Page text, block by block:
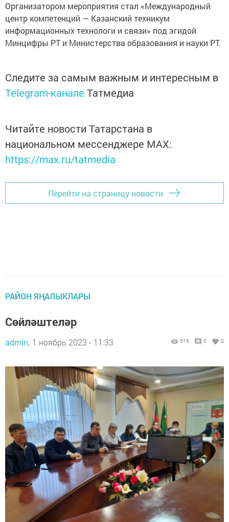
Организатором мероприятия стал «Международный
центр компетенций — Казанский техникум
информационных технологи и связи» под эгидой
Минцифры РТ и Министерства образования и науки РТ.
Следите за самым важным и интересным в
Telegram-канале Татмедиа
Читайте новости Татарстана в
национальном мессенджере MАХ:
https://max.ru/tatmedia
Перейти на страницу новости
РАЙОН ЯҢАЛЫКЛАРЫ
Сөйләштеләр
admin, 1 ноябрь 2023 - 11:33 515 0 0